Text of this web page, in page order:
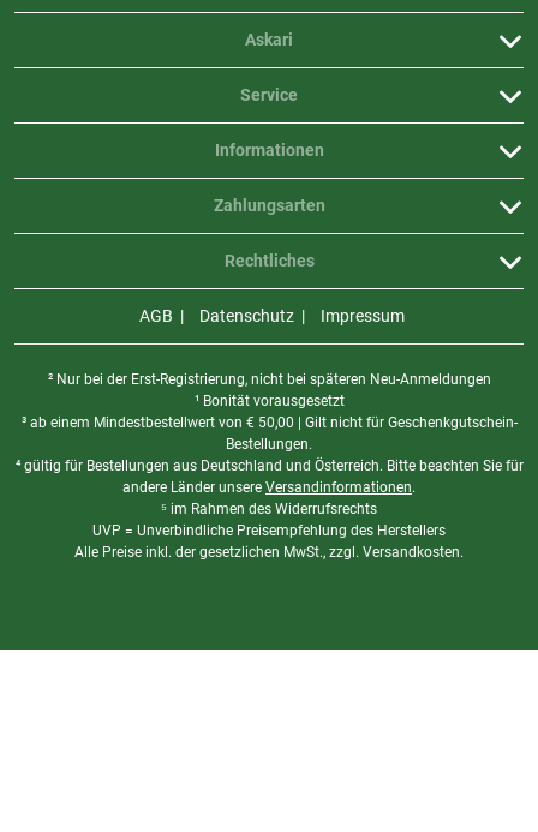
Askari
Service
Informationen
Rechtliches
Zahlungsarten
AGB Datenschutz Impressum
² Nur bei der Erst-Registrierung, nicht bei späteren Neu-Anmeldungen
¹ Bonität vorausgesetzt
³ ab einem Mindestbestellwert von € 50,00 | Gilt nicht für Geschenkgutschein-
Bestellungen.
⁴ gültig für Bestellungen aus Deutschland und Österreich. Bitte beachten Sie für
andere Länder unsere Versandinformationen.
⁵ im Rahmen des Widerrufsrechts
UVP = Unverbindliche Preisempfehlung des Herstellers
Alle Preise inkl. der gesetzlichen MwSt., zzgl. Versandkosten.